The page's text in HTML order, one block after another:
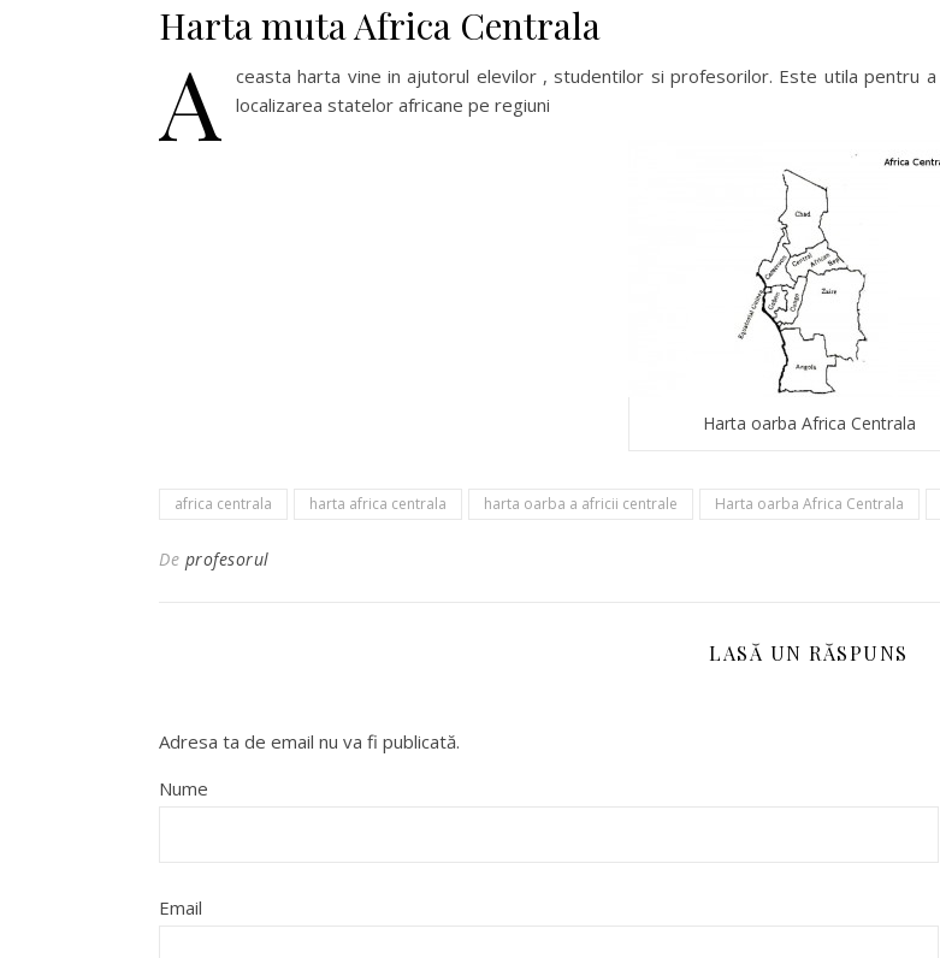
Harta muta Africa Centrala
A
ceasta harta vine in ajutorul elevilor , studentilor si profesorilor. Este utila pentru
localizarea statelor africane pe regiuni
Harta oarba Africa Centrala
africa centrala harta africa centrala harta oarba a africii centrale Harta oarba Africa Centrala
De profesorul
LASĂ UN RĂSPUNS
Adresa ta de email nu va fi publicată.
Nume
Email